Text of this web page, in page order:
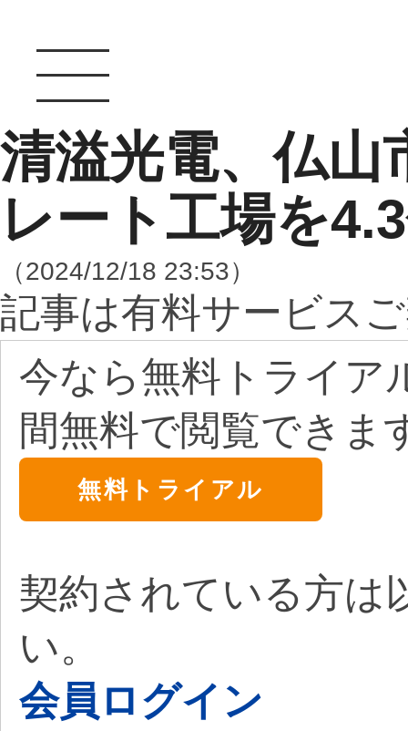
清溢光電、仏山
レート工場を
（2024/12/18 23:53）
記事は有料サービス
今なら無料トライア
間無料で閲覧できま
無料トライアル
契約されている方は
い。
会員ログイン